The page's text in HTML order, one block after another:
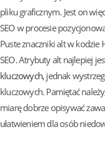
pliku graficznym. Jest on
SEO w procesie
Puste znaczniki alt w kodzie
SEO. Atrybuty alt najlepiej
kluczowych, jednak
kluczowych. Pamiętać
miarę dobrze opisywać
ułatwieniem dla osób